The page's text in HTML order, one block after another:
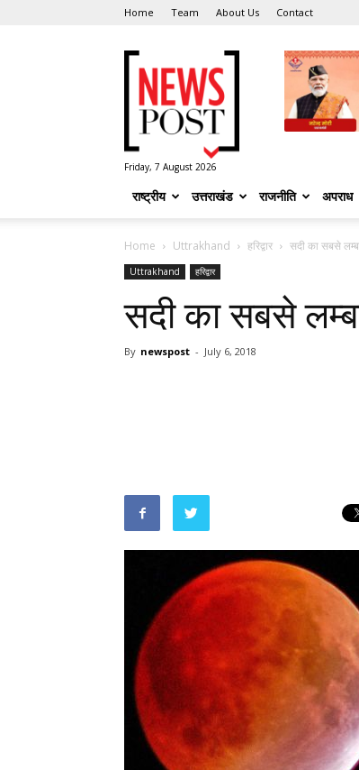
Home Team About Us Contact
Post
Friday, 7 August 2026
राष्ट्रीय उत्तराखंड राजनीति अपराध
Home Uttrakhand हरिद्वार सदी का सबसे
Uttrakhand हरिद्वार
सदी का सबसे
By newspost - July 6, 2018